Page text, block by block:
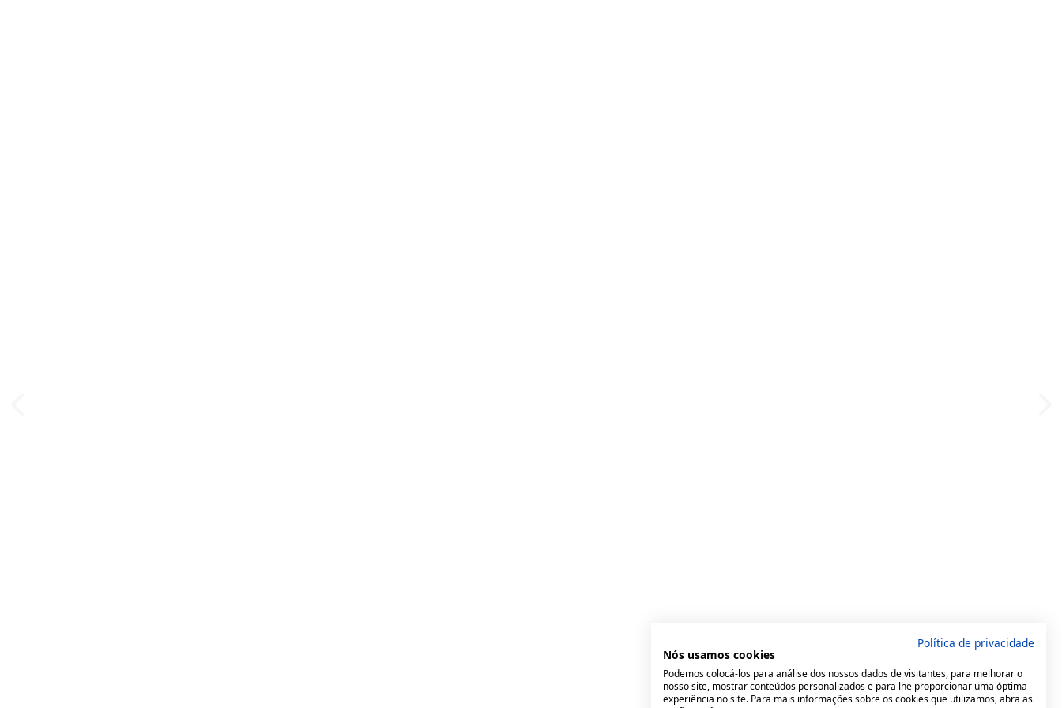
Política de privacidade
Nós usamos cookies
Podemos colocá-los para análise dos nossos dados de visitantes, para melhorar o
nosso site, mostrar conteúdos personalizados e para lhe proporcionar uma óptima
experiência no site. Para mais informações sobre os cookies que utilizamos, abra as